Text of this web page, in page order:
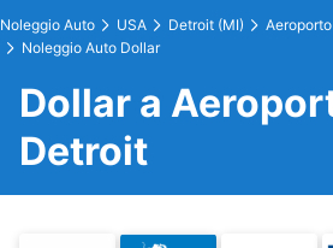
Noleggio Auto USA Detroit (MI)
Noleggio Auto Dollar
Dollar a
Detroit